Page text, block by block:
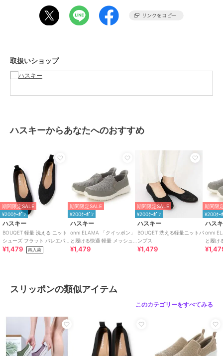
ハート柄、チェック柄、ブラックの3色展開があり、それぞれ異なる
普段23.5cmを履いているスタッフがMサイズでジャストでした。
伸縮性のある素材の為、ピッタリ目のフィッティングがおすすめで
商品カテゴリ シューズ ／スリッポン
性別タイプ
レディース
シューズ ／スリッポン
カラー HEART、BL/BL、CHECK
4サイズ展開
素材
アッパー：ニット / ソール：PVC
商品のお取り扱い方法
取扱いショップ
ハスキーからあなたへのおすすめ
期間限定SALE
¥200ｸｰﾎﾟﾝ
ハスキー
BOUQET 軽量 洗える ニット
シューズ フラット バレエパ
ンプス スリッポン
¥1,479 再入荷
期間限定SALE
¥200ｸｰﾎﾟﾝ
ハスキー
onni ELAMA 「クイッポン」
と履ける快適 軽量 メッシュ
カジュアルスリッポン
¥1,479
期間限定SALE
¥200ｸｰﾎﾟﾝ
ハスキー
BOUQET 洗える軽量ニットパ
ンプス
¥1,479
期間限
¥200ｸｰ
ハス
onni
と履け
レース
スリッポンの類似アイテム
このカテゴリーをすべてみる